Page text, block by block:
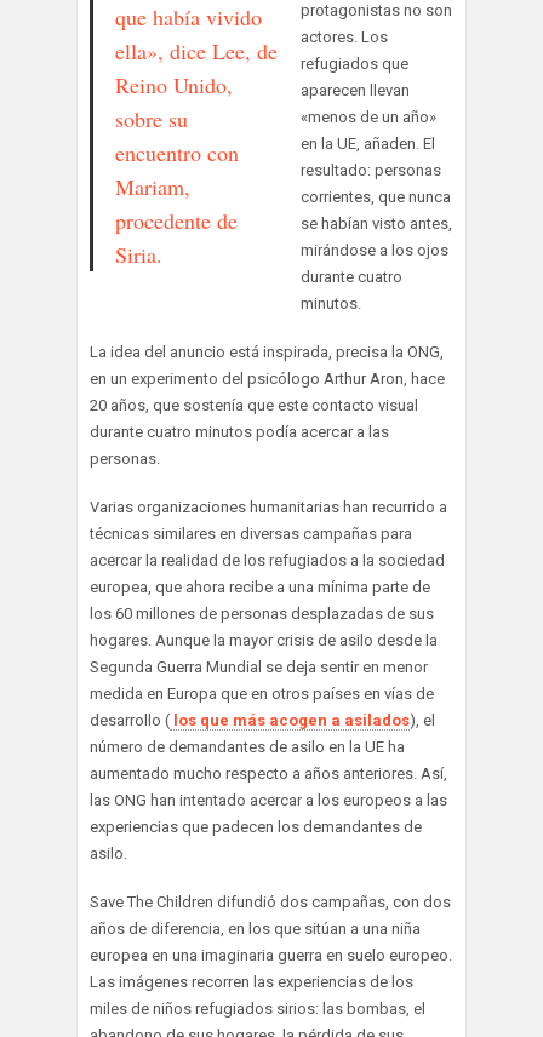
que había vivido
ella», dice Lee, de
Reino Unido,
sobre su
encuentro con
Mariam,
procedente de
Siria.
protagonistas no son
actores. Los
refugiados que
aparecen llevan
«menos de un año»
en la UE, añaden. El
resultado: personas
corrientes, que nunca
se habían visto antes,
mirándose a los ojos
durante cuatro
minutos.
La idea del anuncio está inspirada, precisa la ONG,
en un experimento del psicólogo Arthur Aron, hace
20 años, que sostenía que este contacto visual
durante cuatro minutos podía acercar a las
personas.
Varias organizaciones humanitarias han recurrido a
técnicas similares en diversas campañas para
acercar la realidad de los refugiados a la sociedad
europea, que ahora recibe a una mínima parte de
los 60 millones de personas desplazadas de sus
hogares. Aunque la mayor crisis de asilo desde la
Segunda Guerra Mundial se deja sentir en menor
medida en Europa que en otros países en vías de
desarrollo ( los que más acogen a asilados), el
número de demandantes de asilo en la UE ha
aumentado mucho respecto a años anteriores. Así,
las ONG han intentado acercar a los europeos a las
experiencias que padecen los demandantes de
asilo.
Save The Children difundió dos campañas, con dos
años de diferencia, en los que sitúan a una niña
europea en una imaginaria guerra en suelo europeo.
Las imágenes recorren las experiencias de los
miles de niños refugiados sirios: las bombas, el